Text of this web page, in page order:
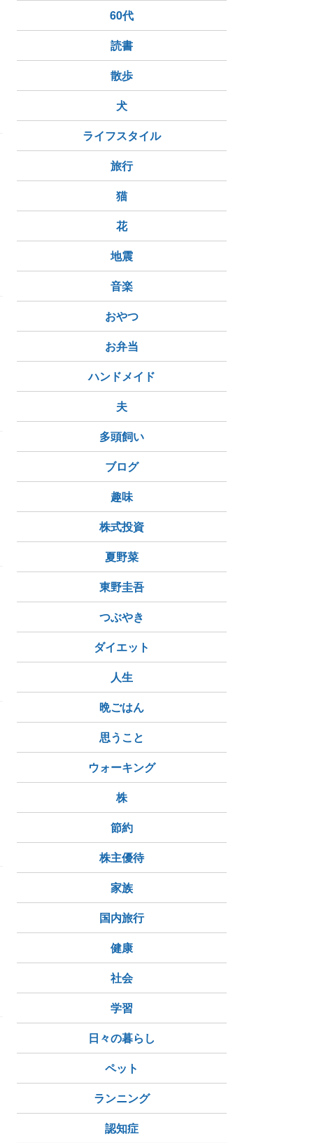
60代
読書
散歩
犬
ライフスタイル
旅行
猫
花
地震
音楽
おやつ
お弁当
ハンドメイド
夫
多頭飼い
ブログ
趣味
株式投資
夏野菜
東野圭吾
つぶやき
ダイエット
人生
晩ごはん
思うこと
ウォーキング
株
節約
株主優待
家族
国内旅行
健康
社会
学習
日々の暮らし
ペット
ランニング
認知症